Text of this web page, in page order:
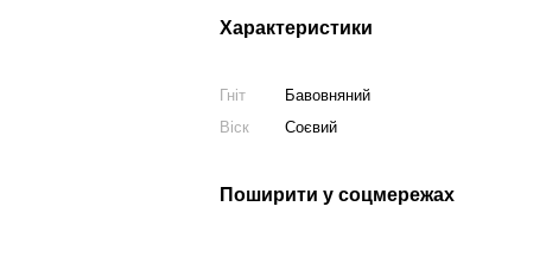
Характеристики
Гніт
Бавовняний
Віск
Соєвий
Поширити у соцмережах